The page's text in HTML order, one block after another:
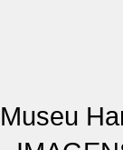
Museu